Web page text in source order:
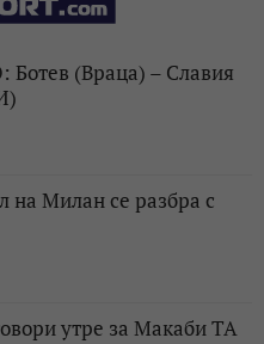
(Враца) – Славия
на Милан се разбра с
утре за Макаби ТА